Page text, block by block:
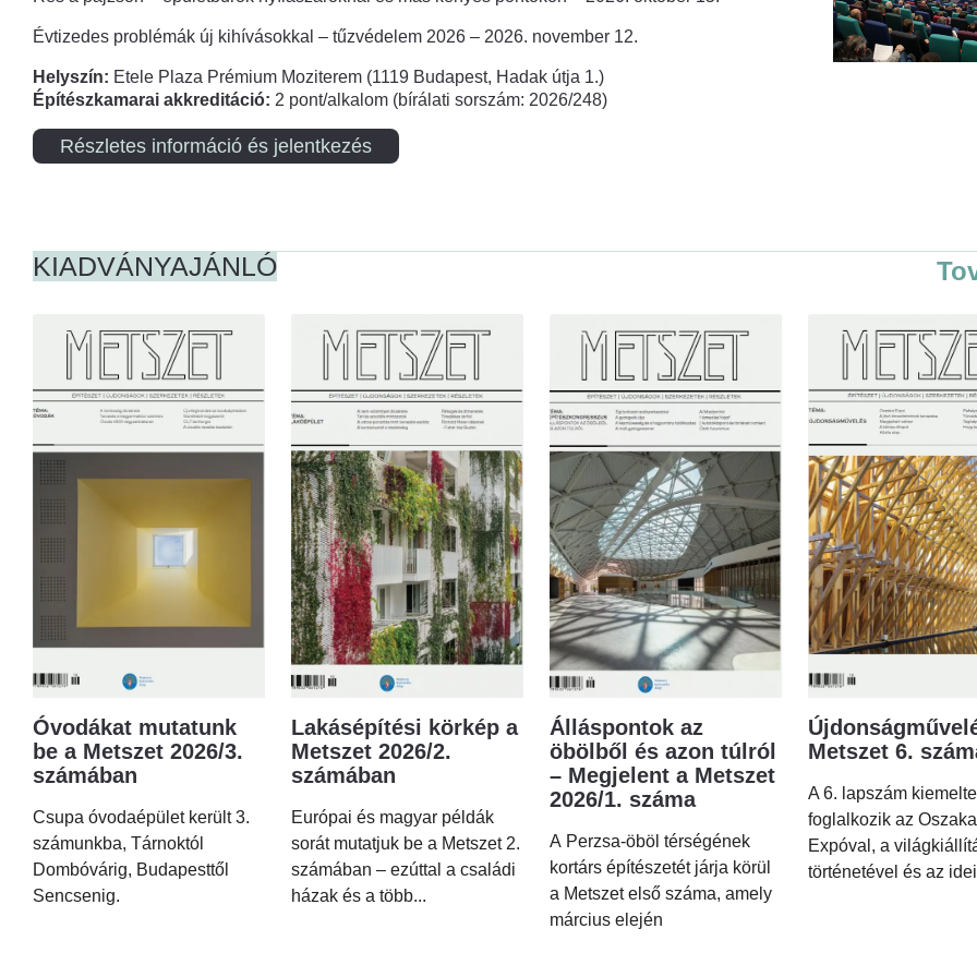
Évtizedes problémák új kihívásokkal – tűzvédelem 2026 – 2026. november 12.
Helyszín: Etele Plaza Prémium Moziterem (1119 Budapest, Hadak útja 1.)
Építészkamarai akkreditáció: 2 pont/alkalom (bírálati sorszám: 2026/248)
Részletes információ és jelentkezés
KIADVÁNYAJÁNLÓ
Óvodákat mutatunk
be a Metszet 2026/3.
számában
Csupa óvodaépület került 3.
számunkba, Tárnoktól
Dombóvárig, Budapesttől
Sencsenig.
Lakásépítési körkép a
Metszet 2026/2.
számában
Európai és magyar példák
sorát mutatjuk be a Metszet 2.
számában – ezúttal a családi
házak és a több...
Álláspontok az
öbölből és azon túlról
– Megjelent a Metszet
2026/1. száma
A Perzsa-öböl térségének
kortárs építészetét járja körül
a Metszet első száma, amely
március elején
Metszet 6.
A 6. lapszám
foglalkozik az
Expóval, a
történetével és az